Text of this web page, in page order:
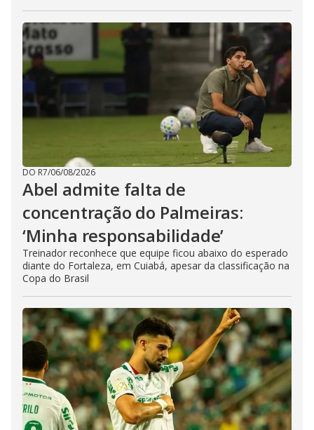
DO R7/06/08/2026
Abel admite falta de
concentração do Palmeiras:
‘Minha responsabilidade’
Treinador reconhece que equipe ficou abaixo do esperado
diante do Fortaleza, em Cuiabá, apesar da classificação na
Copa do Brasil